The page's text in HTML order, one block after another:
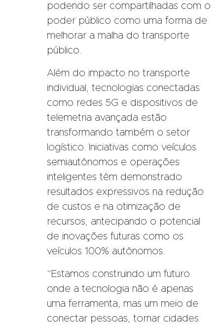
podendo ser compartilhadas com o
poder público como uma forma de
melhorar a malha do transporte
público.
Além do impacto no transporte
individual, tecnologias conectadas
como redes 5G e dispositivos de
telemetria avançada estão
transformando também o setor
logístico. Iniciativas como veículos
semiautônomos e operações
inteligentes têm demonstrado
resultados expressivos na redução
de custos e na otimização de
recursos, antecipando o potencial
de inovações futuras como os
veículos 100% autônomos.
“Estamos construindo um futuro
onde a tecnologia não é apenas
uma ferramenta, mas um meio de
conectar pessoas, tornar cidades